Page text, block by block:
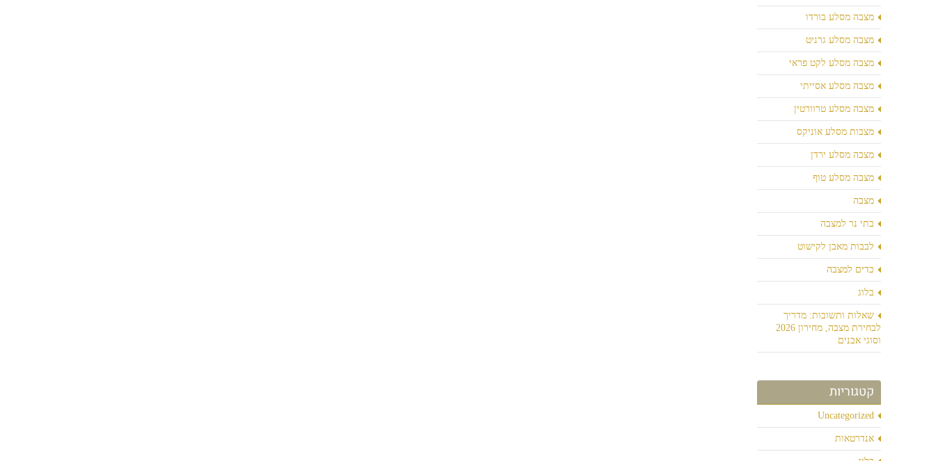
מצבה מסלע בורדו
מצבה מסלע גרניט
מצבה מסלע לקט פראי
מצבה מסלע אסייתי
מצבה מסלע טרוורטין
מצבות מסלע אוניקס
מצבה מסלע ירדן
מצבה מסלע טוף
מצבה
בתי נר למצבה
לבבות מאבן לקישוט
כדים למצבה
בלוג
שאלות ותשובות: מדריך
לבחירת מצבה, מחירון 2026
וסוגי אבנים
קטגוריות
Uncategorized
אנדרטאות